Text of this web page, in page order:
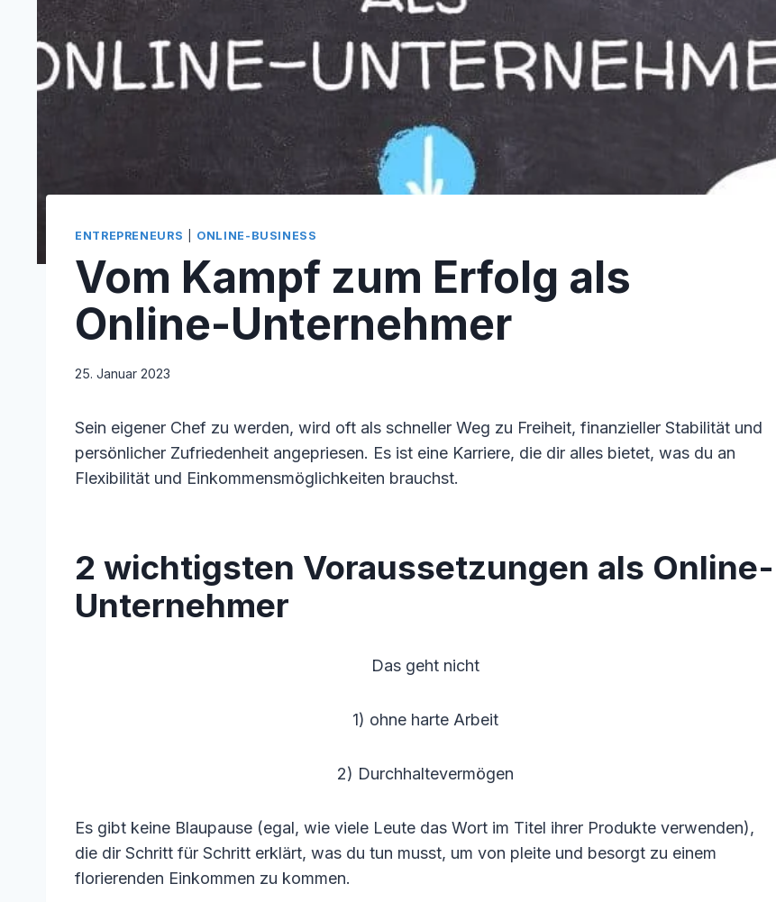
ENTREPRENEURS ONLINE-BUSINESS
Vom Kampf zum Erfolg als
Online-Unternehmer
25. Januar 2023
Sein eigener Chef zu werden, wird oft als schneller Weg zu Freiheit, finanzieller Stabilität und
persönlicher Zufriedenheit angepriesen. Es ist eine Karriere, die dir alles bietet, was du an
Flexibilität und Einkommensmöglichkeiten brauchst.
2 wichtigsten Voraussetzungen als Online-
Unternehmer
Das geht nicht
1) ohne harte Arbeit
2) Durchhaltevermögen
Es gibt keine Blaupause (egal, wie viele Leute das Wort im Titel ihrer Produkte verwenden),
die dir Schritt für Schritt erklärt, was du tun musst, um von pleite und besorgt zu einem
florierenden Einkommen zu kommen.